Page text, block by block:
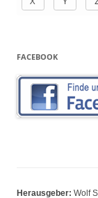
FACEBOOK
Herausgeber: Wolf